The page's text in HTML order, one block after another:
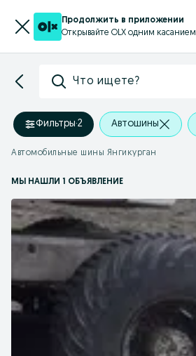
Продолжить в приложении
Открывайте OLX одним касанием
Что ищете?
Фильтры·2 Автошины
Автомобильные шины Янгикурган
МЫ НАШЛИ 1 ОБЪЯВЛЕНИЕ